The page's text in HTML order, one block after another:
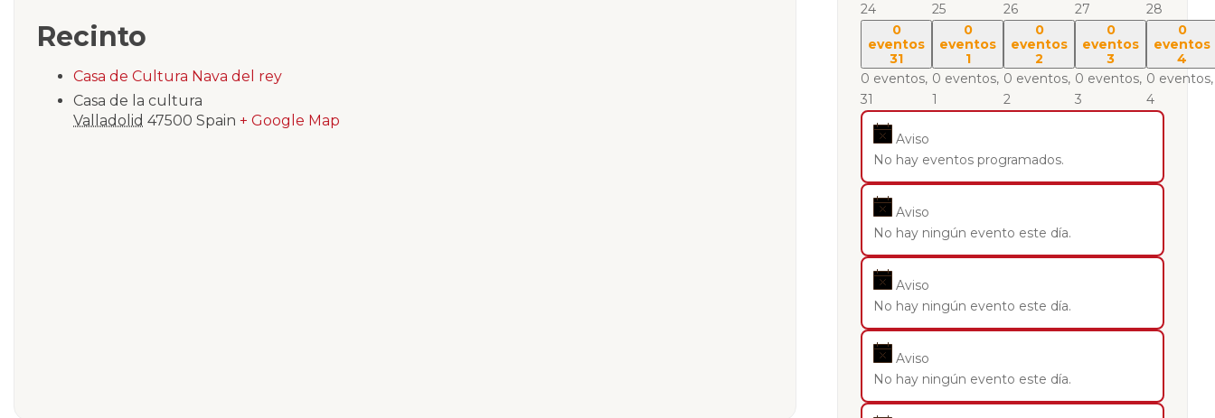
Recinto
Casa de Cultura Nava del rey
Casa de la cultura
Valladolid 47500 Spain + Google Map
24
25
26
27
28
0
eventos
31
0 eventos,
31
0
eventos
1
0 eventos,
1
0
eventos
2
0 eventos,
2
0
eventos
3
0 eventos,
3
0
eventos
4
0 eventos,
4
Aviso
No hay eventos programados.
Aviso
No hay ningún evento este día.
Aviso
No hay ningún evento este día.
Aviso
No hay ningún evento este día.